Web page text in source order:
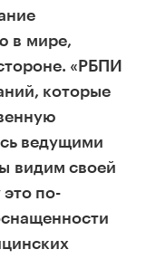
в мире,
«РБПИ
которые
ведущими
видим своей
по-